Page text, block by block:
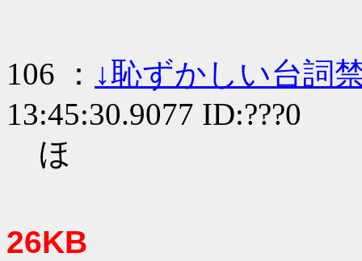
106 ： ↓恥ずかしい台詞
13:45:30.9077 ID:???0
ほ
26KB